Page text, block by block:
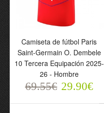
Camiseta de fútbol
Francia O. Dembele 7
Primera Equipación
Mundial 2026 - Hombre
69.55€ 29.90€
Camiseta de fútbol Paris
Saint-Germain O. Dembele
10 Tercera Equipación 2025-
26 - Hombre
69.55€ 29.90€